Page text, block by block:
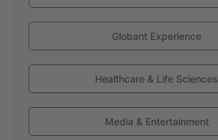
Globant Experience
Healthcare & Life Sciences
Media & Entertainment